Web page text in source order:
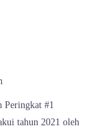
#1
tahun 2021 oleh